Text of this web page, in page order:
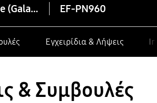
Θήκη Silicone (Galaxy Note9) EF-PN960
Εγχειρίδια & Λήψεις
& Συμβουλές